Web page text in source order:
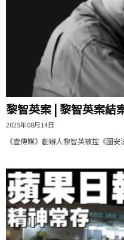
黎智英案 | 黎智英案結
2025年08月14日
《壹傳媒》創辦人黎智英被控《國安